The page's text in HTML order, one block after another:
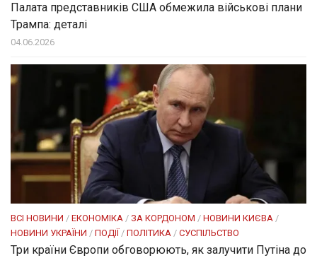
Палата представників США обмежила військові плани
Трампа: деталі
04.06.2026
ВСІ НОВИНИ / ЕКОНОМІКА / ЗА КОРДОНОМ / НОВИНИ КИЄВА /
НОВИНИ УКРАЇНИ / ПОДІЇ / ПОЛІТИКА / СУСПІЛЬСТВО
Три країни Європи обговорюють, як залучити Путіна до